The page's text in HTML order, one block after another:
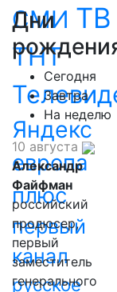
СМИ ТВ
ТНТ
Яндекс
европа
плюс
первый
канал
русское
Дни
Сегодня
Завтра
На неделю
10 августа
Александр
Файфман
российский
продюсер,
первый
заместитель
генерального